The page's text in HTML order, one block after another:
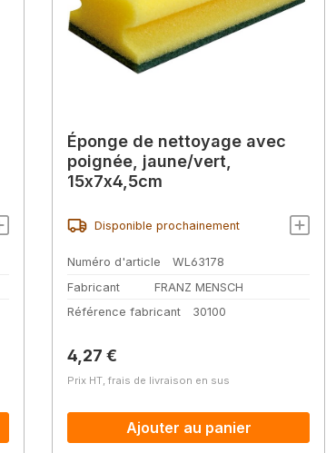
Éponge de nettoyage avec
poignée, jaune/vert,
15x7x4,5cm
Disponible prochainement
Numéro d'article
WL63178
Fabricant
FRANZ MENSCH
Référence fabricant
30100
Prix régulier :
4,27 €
Prix HT, frais de livraison en sus
Ajouter au panier